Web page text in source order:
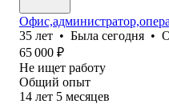
35 лет • Была сегодня •
65 000 ₽
Не ищет работу
Общий опыт
14 лет 5 месяцев